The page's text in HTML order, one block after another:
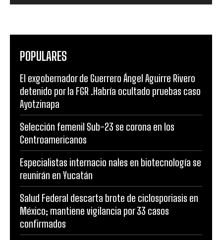
POPULARES
El exgobernador de Guerrero Ángel Aguirre Rivero
detenido por la FGR .Habría ocultado pruebas caso
Ayotzinapa
Selección femenil Sub-23 se corona en los
Centroamericanos
Especialistas internacio nales en biotecnología se
reunirán en Yucatán
Salud Federal descarta brote de ciclosporiasis en
México; mantiene vigilancia por 33 casos
confirmados